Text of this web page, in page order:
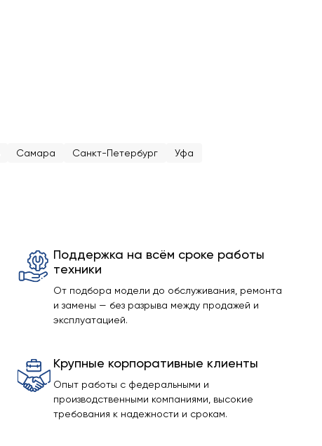
Самара Санкт-Петербург Уфа
Поддержка на всём сроке работы
техники
От подбора модели до обслуживания, ремонта
и замены — без разрыва между продажей и
эксплуатацией.
Крупные корпоративные клиенты
Опыт работы с федеральными и
производственными компаниями, высокие
требования к надежности и срокам.